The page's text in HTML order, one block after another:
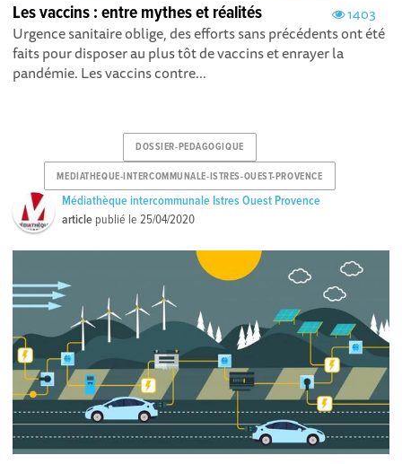
1403
Les vaccins : entre mythes et réalités
Urgence sanitaire oblige, des efforts sans précédents ont été
faits pour disposer au plus tôt de vaccins et enrayer la
pandémie. Les vaccins contre...
DOSSIER-PEDAGOGIQUE
MEDIATHEQUE-INTERCOMMUNALE-ISTRES-OUEST-PROVENCE
Médiathèque intercommunale Istres Ouest Provence
article publié le25/04/2020